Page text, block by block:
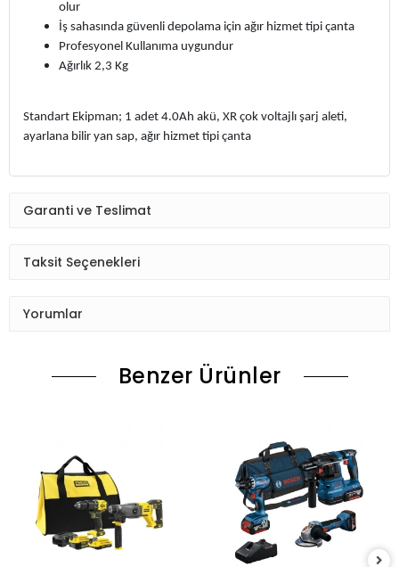
olur
İş sahasında güvenli depolama için ağır hizmet tipi çanta
Profesyonel Kullanıma uygundur
Ağırlık 2,3 Kg
Standart Ekipman; 1 adet 4.0Ah akü, XR çok voltajlı şarj aleti,
ayarlana bilir yan sap, ağır hizmet tipi çanta
Garanti ve Teslimat
Taksit Seçenekleri
Yorumlar
Benzer Ürünler